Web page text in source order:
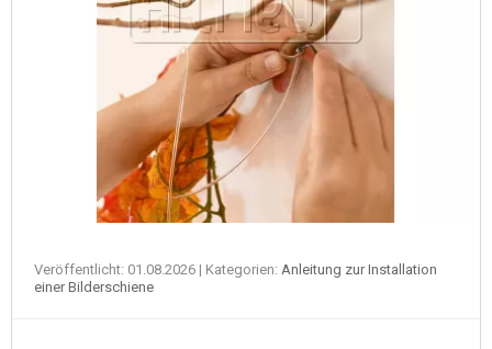
Veröffentlicht: 01.08.2026 | Kategorien: Anleitung zur Installation
einer Bilderschiene